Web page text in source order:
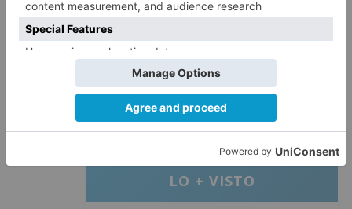
etc. Asimismo, se tendrá en cuenta la
experiencia de miembros del sector turístico y
audiovisual.
Turismo apuesta audiovisual
LO + VISTO